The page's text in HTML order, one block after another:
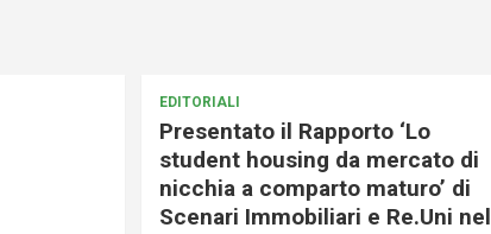
EDITORIALI
Presentato il Rapporto ‘Lo
student housing da mercato di
nicchia a comparto maturo’ di
Scenari Immobiliari e Re.Uni nel